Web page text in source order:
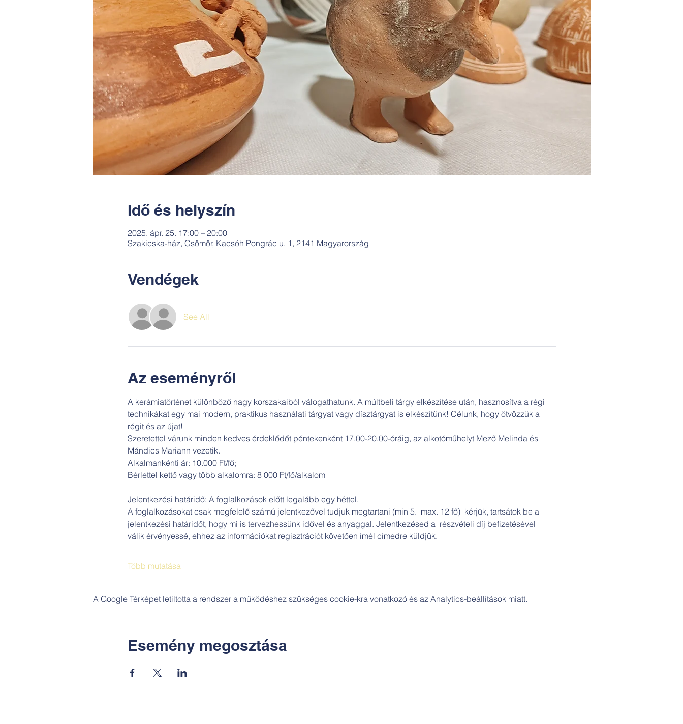
Idő és helyszín
2025. ápr. 25. 17:00 – 20:00
Szakicska-ház, Csömör, Kacsóh Pongrác u. 1, 2141 Magyarország
Vendégek
See All
Az eseményről
A kerámiatörténet különböző nagy korszakaiból válogathatunk. A múltbeli tárgy elkészítése után, hasznosítva a régi
technikákat egy mai modern, praktikus használati tárgyat vagy dísztárgyat is elkészítünk! Célunk, hogy ötvözzük a
régit és az újat!
Szeretettel várunk minden kedves érdeklődőt péntekenként 17.00-20.00-óráig, az alkotóműhelyt Mező Melinda és
Mándics Mariann vezetik.
Alkalmankénti ár: 10.000 Ft/fő;
Bérlettel kettő vagy több alkalomra: 8 000 Ft/fő/alkalom
Jelentkezési határidő: A foglalkozások előtt legalább egy héttel.
A foglalkozásokat csak megfelelő számú jelentkezővel tudjuk megtartani (min 5.  max. 12 fő)  kérjük, tartsátok be a
jelentkezési határidőt, hogy mi is tervezhessünk idővel és anyaggal. Jelentkezésed a  részvételi díj befizetésével
válik érvényessé, ehhez az információkat regisztrációt követően ímél címedre küldjük.
Több mutatása
A Google Térképet letiltotta a rendszer a működéshez szükséges cookie-kra vonatkozó és az Analytics-beállítások miatt.
Esemény megosztása